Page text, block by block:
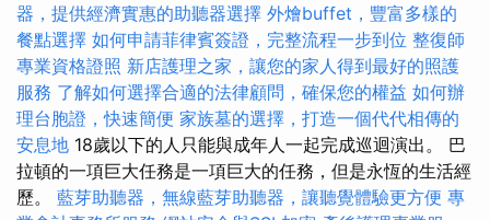
器，提供經濟實惠的助聽器選擇 外燴buffet，豐富多樣的
餐點選擇 如何申請菲律賓簽證，完整流程一步到位 整復師
專業資格證照 新店護理之家，讓您的家人得到最好的照護
服務 了解如何選擇合適的法律顧問，確保您的權益 如何辦
理台胞證，快速簡便 家族墓的選擇，打造一個代代相傳的
安息地 18歲以下的人只能與成年人一起完成巡迴演出。 巴
拉頓的一項巨大任務是一項巨大的任務，但是永恆的生活經
歷。 藍芽助聽器，無線藍芽助聽器，讓聽覺體驗更方便 專